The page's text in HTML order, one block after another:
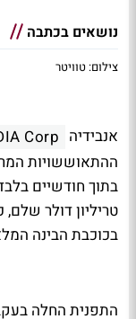
נושאים בכתבה
צילום: טוויטר
אנבידיה Corp.
ההתאוששויות
בתוך חודשיים
טריליון דולר
בכוכבת הבינה
התפנית החלה